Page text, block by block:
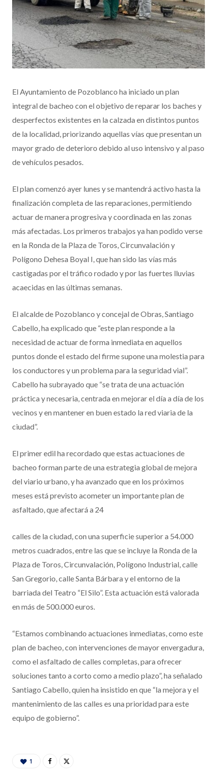
El Ayuntamiento de Pozoblanco ha iniciado un plan
integral de bacheo con el objetivo de reparar los baches y
desperfectos existentes en la calzada en distintos puntos
de la localidad, priorizando aquellas vías que presentan un
mayor grado de deterioro debido al uso intensivo y al paso
de vehículos pesados.
El plan comenzó ayer lunes y se mantendrá activo hasta la
finalización completa de las reparaciones, permitiendo
actuar de manera progresiva y coordinada en las zonas
más afectadas. Los primeros trabajos ya han podido verse
en la Ronda de la Plaza de Toros, Circunvalación y
Polígono Dehesa Boyal I, que han sido las vías más
castigadas por el tráfico rodado y por las fuertes lluvias
acaecidas en las últimas semanas.
El alcalde de Pozoblanco y concejal de Obras, Santiago
Cabello, ha explicado que “este plan responde a la
necesidad de actuar de forma inmediata en aquellos
puntos donde el estado del firme supone una molestia para
los conductores y un problema para la seguridad vial”.
Cabello ha subrayado que “se trata de una actuación
práctica y necesaria, centrada en mejorar el día a día de los
vecinos y en mantener en buen estado la red viaria de la
ciudad”.
El primer edil ha recordado que estas actuaciones de
bacheo forman parte de una estrategia global de mejora
del viario urbano, y ha avanzado que en los próximos
meses está previsto acometer un importante plan de
asfaltado, que afectará a 24
calles de la ciudad, con una superficie superior a 54.000
metros cuadrados, entre las que se incluye la Ronda de la
Plaza de Toros, Circunvalación, Polígono Industrial, calle
San Gregorio, calle Santa Bárbara y el entorno de la
barriada del Teatro “El Silo”. Esta actuación está valorada
en más de 500.000 euros.
“Estamos combinando actuaciones inmediatas, como este
plan de bacheo, con intervenciones de mayor envergadura,
como el asfaltado de calles completas, para ofrecer
soluciones tanto a corto como a medio plazo”, ha señalado
Santiago Cabello, quien ha insistido en que “la mejora y el
mantenimiento de las calles es una prioridad para este
equipo de gobierno”.
1